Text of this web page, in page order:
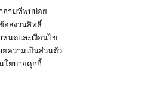
ถามที่พบบ่อย
อสงวนสิทธิ์
นดและเงื่อนไข
ยความเป็นส่วนตัว
โยบายคุกกี้